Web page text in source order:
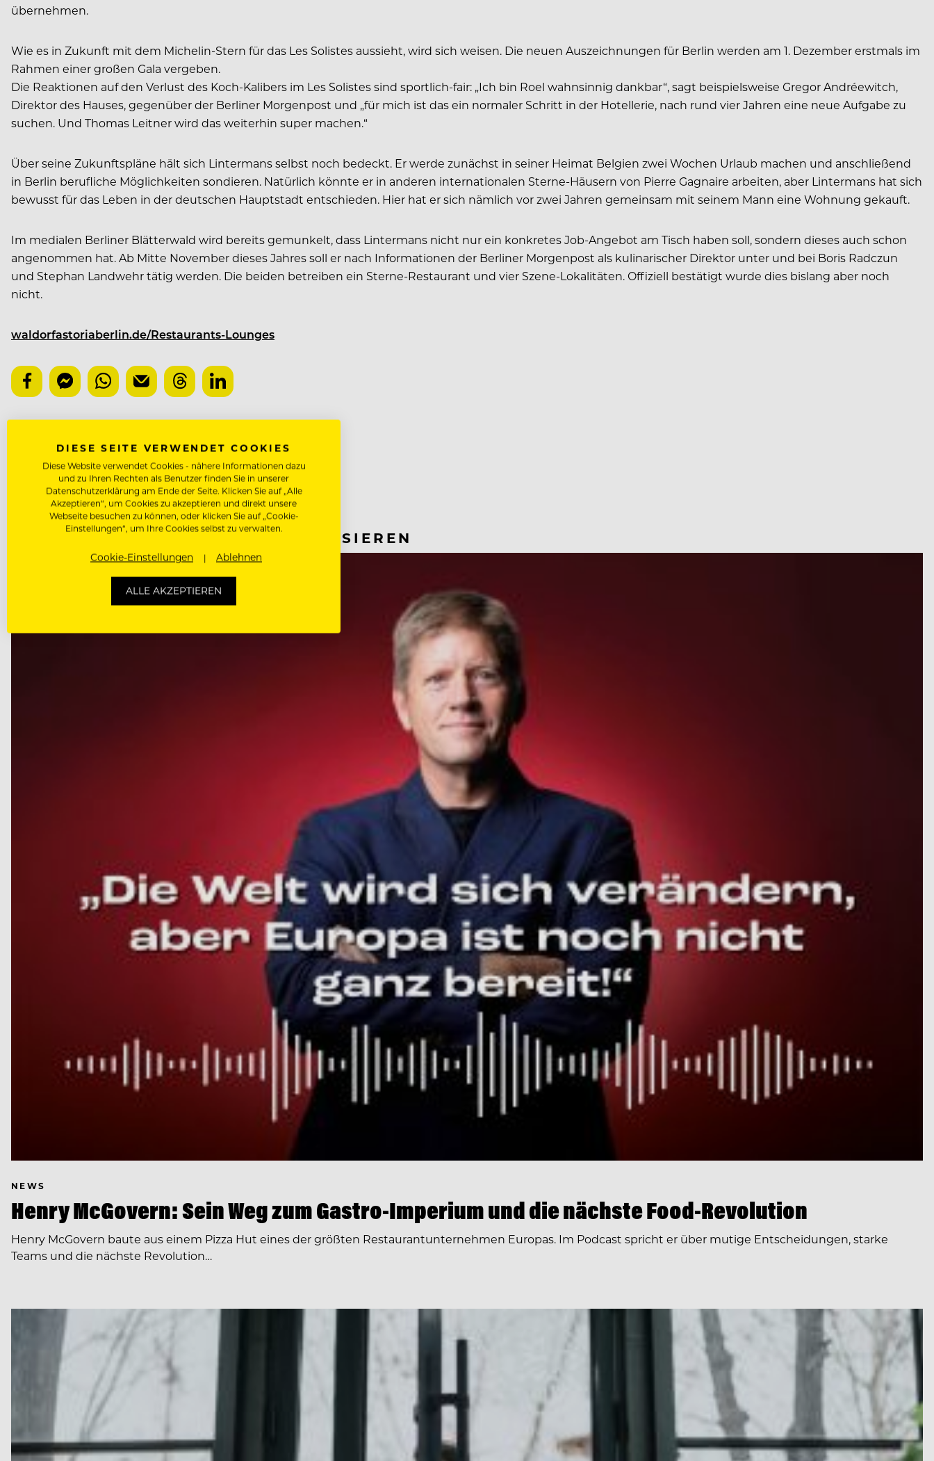
übernehmen.
Wie es in Zukunft mit dem Michelin-Stern für das Les Solistes aussieht, wird sich weisen. Die neuen Auszeichnungen für Berlin werden am 1. Dezember erstmals im
Rahmen einer großen Gala vergeben.
Die Reaktionen auf den Verlust des Koch-Kalibers im Les Solistes sind sportlich-fair: „Ich bin Roel wahnsinnig dankbar“, sagt beispielsweise Gregor Andréewitch,
Direktor des Hauses, gegenüber der Berliner Morgenpost und „für mich ist das ein normaler Schritt in der Hotellerie, nach rund vier Jahren eine neue Aufgabe zu
suchen. Und Thomas Leitner wird das weiterhin super machen.“
Über seine Zukunftspläne hält sich Lintermans selbst noch bedeckt. Er werde zunächst in seiner Heimat Belgien zwei Wochen Urlaub machen und anschließend
in Berlin berufliche Möglichkeiten sondieren. Natürlich könnte er in anderen internationalen Sterne-Häusern von Pierre Gagnaire arbeiten, aber Lintermans hat sich
bewusst für das Leben in der deutschen Hauptstadt entschieden. Hier hat er sich nämlich vor zwei Jahren gemeinsam mit seinem Mann eine Wohnung gekauft.
Im medialen Berliner Blätterwald wird bereits gemunkelt, dass Lintermans nicht nur ein konkretes Job-Angebot am Tisch haben soll, sondern dieses auch schon
angenommen hat. Ab Mitte November dieses Jahres soll er nach Informationen der Berliner Morgenpost als kulinarischer Direktor unter und bei Boris Radczun
und Stephan Landwehr tätig werden. Die beiden betreiben ein Sterne-Restaurant und vier Szene-Lokalitäten. Offiziell bestätigt wurde dies bislang aber noch
nicht.
waldorfastoriaberlin.de/Restaurants-Lounges
VORHERIGER ARTIKEL
DAS KÖNNTE DICH AUCH INTERESSIEREN
NEWS
Henry McGovern: Sein Weg zum Gastro-Imperium und die nächste Food-Revolution
Henry McGovern baute aus einem Pizza Hut eines der größten Restaurantunternehmen Europas. Im Podcast spricht er über mutige Entscheidungen, starke
Teams und die nächste Revolution…
DIESE SEITE VERWENDET COOKIES
Diese Website verwendet Cookies - nähere Informationen dazu
und zu Ihren Rechten als Benutzer finden Sie in unserer
Datenschutzerklärung am Ende der Seite. Klicken Sie auf „Alle
Akzeptieren“, um Cookies zu akzeptieren und direkt unsere
Webseite besuchen zu können, oder klicken Sie auf „Cookie-
Einstellungen“, um Ihre Cookies selbst zu verwalten.
Cookie-Einstellungen Ablehnen
ALLE AKZEPTIEREN